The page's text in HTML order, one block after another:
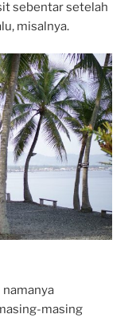
sebentar setelah
misalnya.
namanya
masing